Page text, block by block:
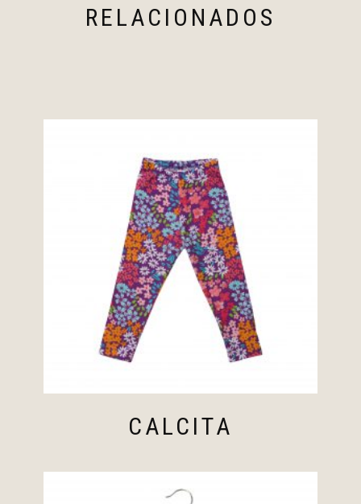
RELACIONADOS
CALCITA